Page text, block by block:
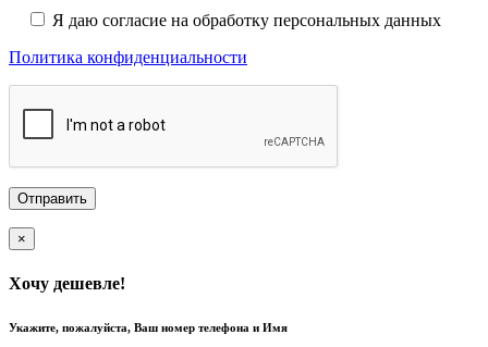
Я даю согласие на обработку персональных данных
Политика конфиденциальности
×
Хочу дешевле!
Укажите, пожалуйста, Ваш номер телефона и Имя